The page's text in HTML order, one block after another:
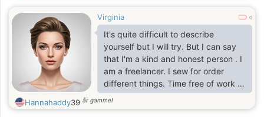
Virginia 0
It's quite difficult to describe
yourself but I will try. But I can say
that I'm a kind and honest person . I
am a freelancer. I sew for order
different things. Time free of work I
spend with daughter.
Hannahaddy39 år gammel